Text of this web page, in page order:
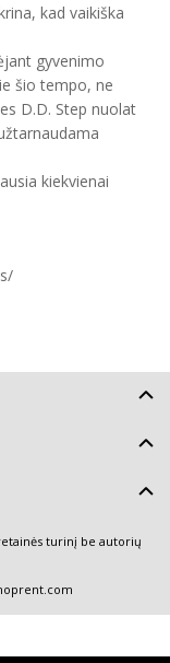
kad vaikiška
gyvenimo
šio tempo, ne
D.D. Step nuolat
kiekvienai
turinį be autorių